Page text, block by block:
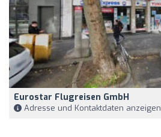
Eurostar Flugreisen GmbH
Adresse und Kontaktdaten anzeigen